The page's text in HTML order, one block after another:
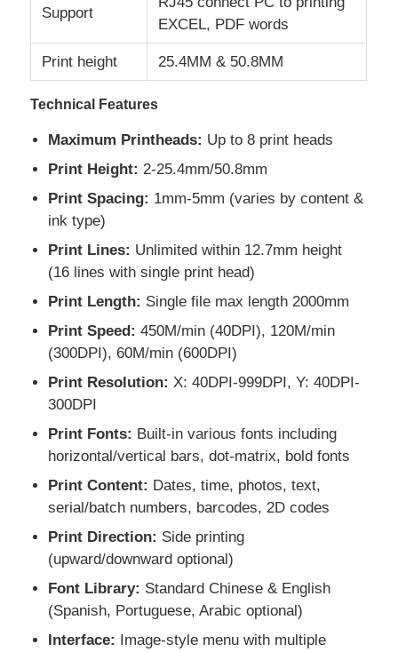
Support
EXCEL, PDF words
Print height 25.4MM & 50.8MM
Technical Features
Maximum Printheads: Up to 8 print heads
Print Height: 2-25.4mm/50.8mm
Print Spacing: 1mm-5mm (varies by content &
ink type)
Print Lines: Unlimited within 12.7mm height
(16 lines with single print head)
Print Length: Single file max length 2000mm
Print Speed: 450M/min (40DPI), 120M/min
(300DPI), 60M/min (600DPI)
Print Resolution: X: 40DPI-999DPI, Y: 40DPI-
300DPI
Print Fonts: Built-in various fonts including
horizontal/vertical bars, dot-matrix, bold fonts
Print Content: Dates, time, photos, text,
serial/batch numbers, barcodes, 2D codes
Print Direction: Side printing
(upward/downward optional)
Font Library: Standard Chinese & English
(Spanish, Portuguese, Arabic optional)
Interface: Image-style menu with multiple